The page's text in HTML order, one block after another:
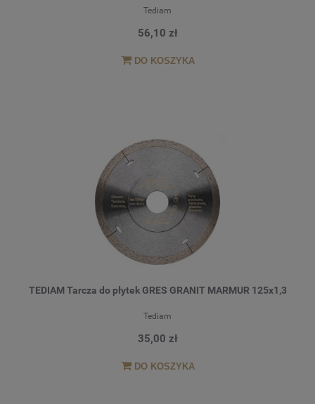
Tediam
56,10 zł
DO KOSZYKA
TEDIAM Tarcza do płytek GRES GRANIT MARMUR 125x1,3
Tediam
35,00 zł
DO KOSZYKA